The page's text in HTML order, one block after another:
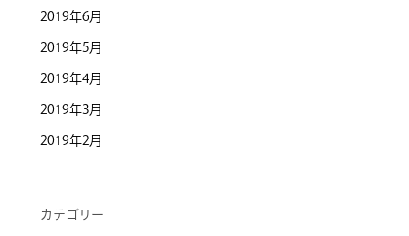
2019年6月
2019年5月
2019年4月
2019年3月
2019年2月
カテゴリー